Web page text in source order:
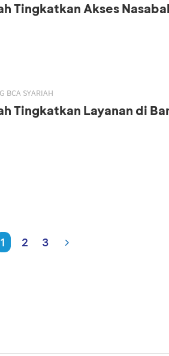
Tingkatkan Akses
BCA SYARIAH
Tingkatkan Layanan di
1 2 3